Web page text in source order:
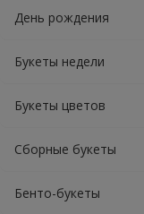
День рождения
Букеты недели
Букеты цветов
Сборные букеты
Бенто-букеты